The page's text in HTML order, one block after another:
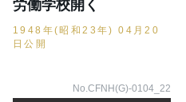
労働学校開く
1948年(昭和23年) 04月20
日公開
No.CFNH(G)-0104_22